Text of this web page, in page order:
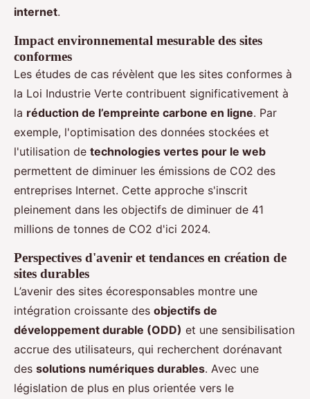
internet.
Impact environnemental mesurable des sites
conformes
Les études de cas révèlent que les sites conformes à
la Loi Industrie Verte contribuent significativement à
la réduction de l’empreinte carbone en ligne. Par
exemple, l'optimisation des données stockées et
l'utilisation de technologies vertes pour le web
permettent de diminuer les émissions de CO2 des
entreprises Internet. Cette approche s'inscrit
pleinement dans les objectifs de diminuer de 41
millions de tonnes de CO2 d'ici 2024.
Perspectives d'avenir et tendances en création de
sites durables
L’avenir des sites écoresponsables montre une
intégration croissante des objectifs de
développement durable (ODD) et une sensibilisation
accrue des utilisateurs, qui recherchent dorénavant
des solutions numériques durables. Avec une
législation de plus en plus orientée vers le